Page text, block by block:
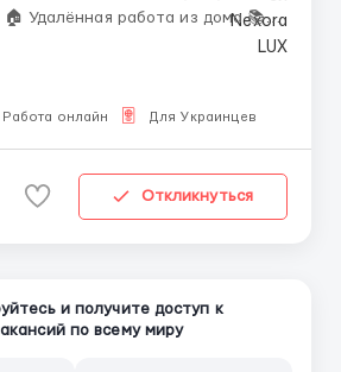
клиентов и согласование
и локации встречи; ✔️
Работа онлайн Для Украинцев
Откликнуться
и получите доступ к
по всему миру